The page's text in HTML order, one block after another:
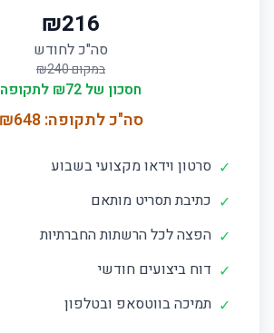
₪216
סה"כ לחודש
במקום ₪240
חסכון של ₪ 72 לתקופה
סה"כ לתקופה: ₪648
✓ סרטון וידאו מקצועי בשבוע
✓ כתיבת תסריט מותאם
✓ הפצה לכל הרשתות החברתיות
✓ דוח ביצועים חודשי
✓ תמיכה בווטסאפ ובטלפון